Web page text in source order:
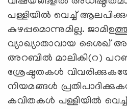
പള്ളിയില്‍ വെച്ച്
കുഴപ്പമൊന്നുമില്ല.
വ്യാഖ്യാതാവായ
അറബില്‍ മാലികി(റ)
ശ്രേഷ്ഠതകള്‍
നിയമങ്ങള്‍
കവിതകള്‍ പള്ളിയില്‍